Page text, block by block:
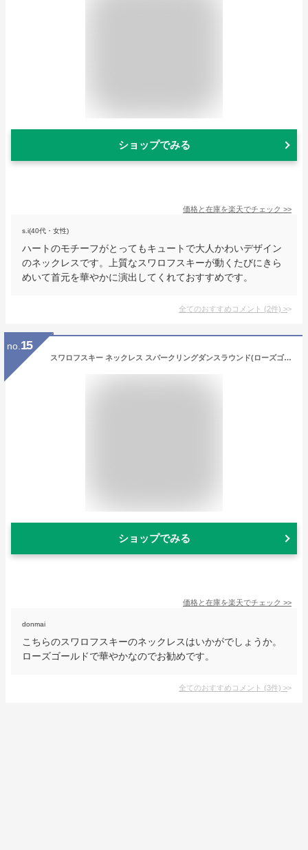
ショップでみる
価格と在庫を楽天でチェック >>
s.i(40代・女性)
ハートのモチーフがとってもキュートで大人かわいデザイン
のネックレスです。上質なスワロフスキーが動くたびにきら
めいて首元を華やかに演出してくれておすすめです。
全てのおすすめコメント (2件) >
no. 15
スワロフスキー ネックレス スパークリングダンスラウンド(ローズゴールド／クリア) SW5272364 Swarovski パーティー
ショップでみる
価格と在庫を楽天でチェック >>
donmai
こちらのスワロフスキーのネックレスはいかがでしょうか。
ローズゴールドで華やかなのでお勧めです。
全てのおすすめコメント (3件) >